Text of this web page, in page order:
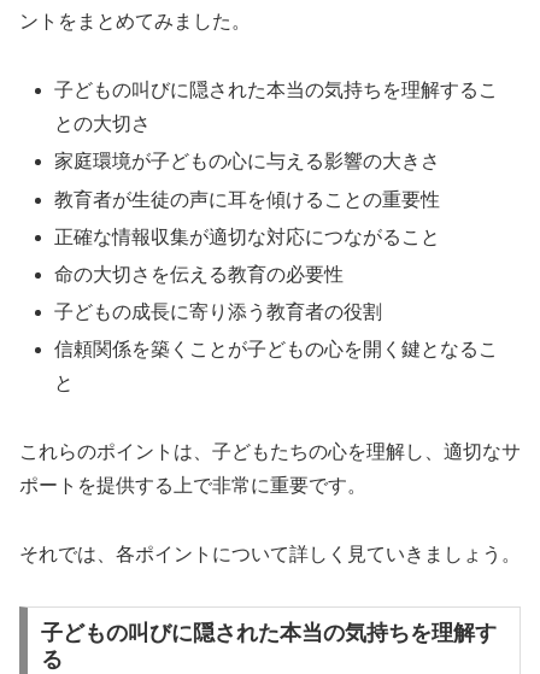
ントをまとめてみました。
子どもの叫びに隠された本当の気持ちを理解するこ
との大切さ
家庭環境が子どもの心に与える影響の大きさ
教育者が生徒の声に耳を傾けることの重要性
正確な情報収集が適切な対応につながること
命の大切さを伝える教育の必要性
子どもの成長に寄り添う教育者の役割
信頼関係を築くことが子どもの心を開く鍵となるこ
と
これらのポイントは、子どもたちの心を理解し、適切なサ
ポートを提供する上で非常に重要です。
それでは、各ポイントについて詳しく見ていきましょう。
子どもの叫びに隠された本当の気持ちを理解す
る